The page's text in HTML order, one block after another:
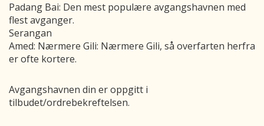
Padang Bai: Den mest populære avgangshavnen med
flest avganger.
Serangan
Amed: Nærmere Gili: Nærmere Gili, så overfarten herfra
er ofte kortere.
Avgangshavnen din er oppgitt i
tilbudet/ordrebekreftelsen.